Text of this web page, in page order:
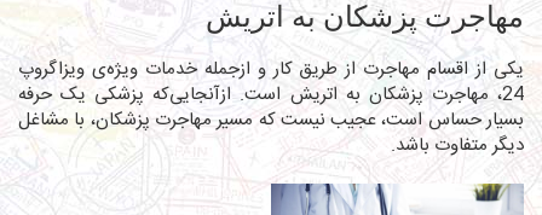
مهاجرت پزشکان به اتریش
یکی از اقسام مهاجرت از طریق کار و ازجمله خدمات ویژه‌ی ویزاگروپ
24، مهاجرت پزشکان به اتریش است. ازآنجایی‌که پزشکی یک حرفه
بسیار حساس است، عجیب نیست که مسیر مهاجرت پزشکان، با مشاغل
دیگر متفاوت باشد.